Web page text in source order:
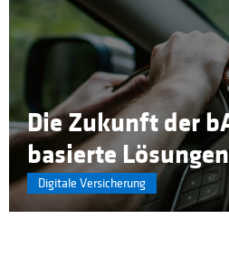
Die Zukunft der
basierte Lösungen
Digitale Versicherung